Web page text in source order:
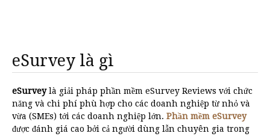
eSurvey là gì
eSurveylà giải pháp phần mềm eSurvey Reviews với chức
năng và chi phí phù hợp cho các doanh nghiệp từ nhỏ và
vừa (SMEs) tới các doanh nghiệp lớn. Phần mềm eSurvey
được đánh giá cao bởi cả người dùng lẫn chuyên gia trong